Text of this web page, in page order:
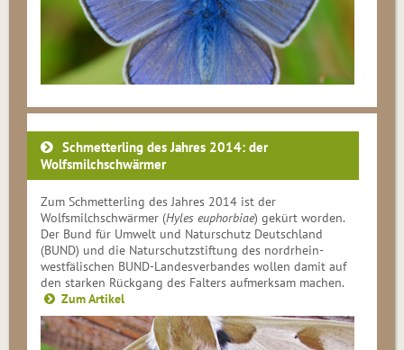
Schmetterling des Jahres 2014: der
Wolfsmilchschwärmer
Zum Schmetterling des Jahres 2014 ist der
Wolfsmilchschwärmer (Hyles euphorbiae) gekürt worden.
Der Bund für Umwelt und Naturschutz Deutschland
(BUND) und die Naturschutzstiftung des nordrhein-
westfälischen BUND-Landesverbandes wollen damit auf
den starken Rückgang des Falters aufmerksam machen.
Zum Artikel